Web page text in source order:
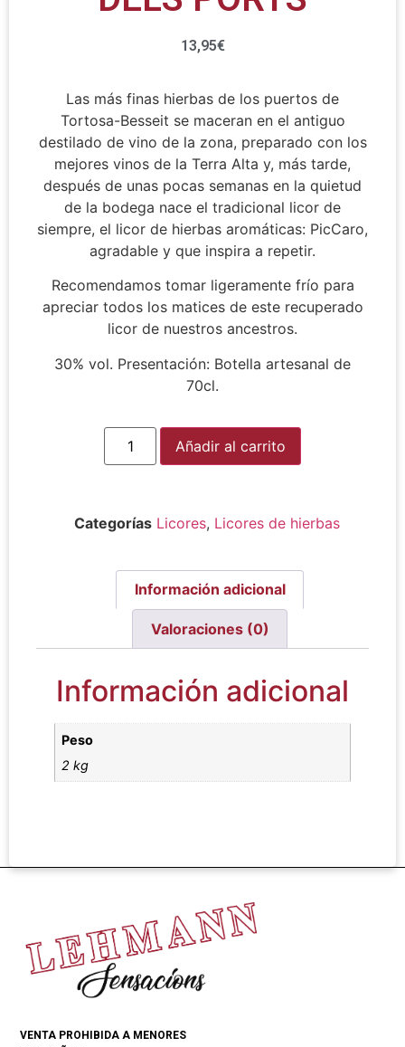
13,95€
Las más finas hierbas de los puertos de
Tortosa-Besseit se maceran en el antiguo
destilado de vino de la zona, preparado con los
mejores vinos de la Terra Alta y, más tarde,
después de unas pocas semanas en la quietud
de la bodega nace el tradicional licor de
siempre, el licor de hierbas aromáticas: PicCaro,
agradable y que inspira a repetir.
Recomendamos tomar ligeramente frío para
apreciar todos los matices de este recuperado
licor de nuestros ancestros.
30% vol. Presentación: Botella artesanal de
70cl.
Añadir al carrito
Categorías Licores, Licores de hierbas
Información adicional
Valoraciones (0)
Información adicional
Peso
2 kg
VENTA PROHIBIDA A MENORES